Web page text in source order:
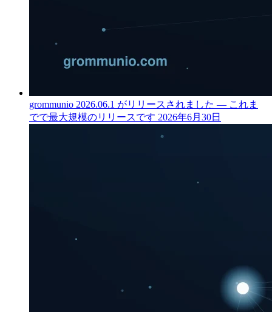
grommunio 2026.06.1 がリリースされました — これま
でで最大規模のリリースです 2026年6月30日